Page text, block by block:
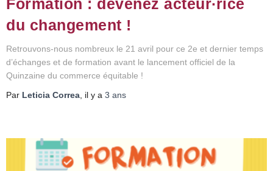
Formation : devenez acteur∙rice
du changement !
Retrouvons-nous nombreux le 21 avril pour ce 2e et dernier temps
d’échanges et de formation avant le lancement officiel de la
Quinzaine du commerce équitable !
Par Leticia Correa , il y a 3 ans